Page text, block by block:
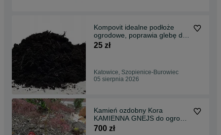
Kompovit idealne podłoże
ogrodowe, poprawia glebę do
trawników KOMPOST
25 zł
Katowice, Szopienice-Burowiec
05 sierpnia 2026
Kamień ozdobny Kora
KAMIENNA GNEJS do ogrodu
Dostawa GRATIS
700 zł